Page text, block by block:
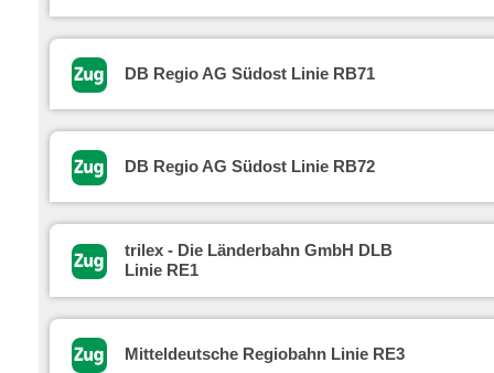
DB Regio AG Südost Linie RB71
DB Regio AG Südost Linie RB72
trilex - Die Länderbahn GmbH DLB
Linie RE1
Mitteldeutsche Regiobahn Linie RE3